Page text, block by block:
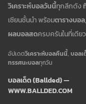
วิเคราะห์บอลวันนี้ทุกลีกดัง
เซียนชั้นนำ พร้อมตารางบอล,
ผลบอลสดครบครันในที่เดียว
อัปเดตวิเคราะห์บอลคืนนี้, บอลเ
ทรรศนะบอลทุกวัน
บอลเด็ด (Ballded) —
WWW.BALLDED.COM